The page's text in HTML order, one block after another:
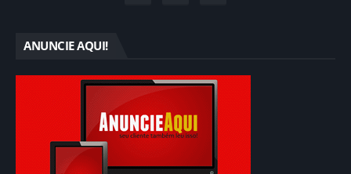
ANUNCIE AQUI!